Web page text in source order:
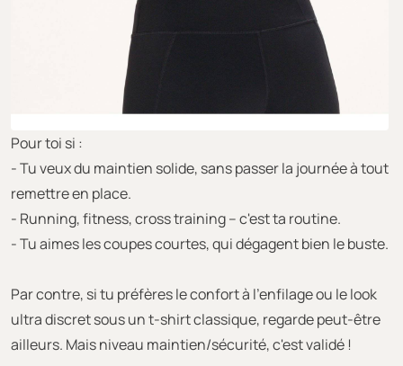
Pour toi si :
- Tu veux du maintien solide, sans passer la journée à tout
remettre en place.
- Running, fitness, cross training – c'est ta routine.
- Tu aimes les coupes courtes, qui dégagent bien le buste.
Par contre, si tu préfères le confort à l'enfilage ou le look
ultra discret sous un t-shirt classique, regarde peut-être
ailleurs. Mais niveau maintien/sécurité, c'est validé !